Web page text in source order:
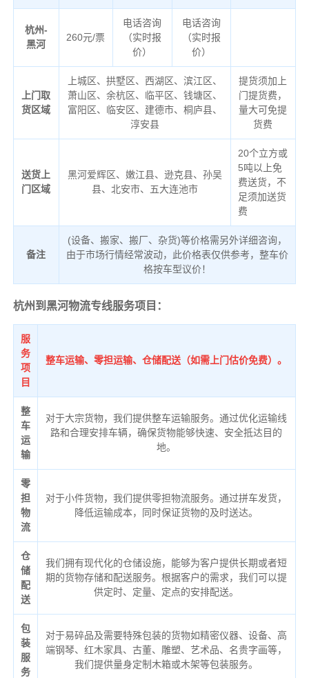
杭州-
黑河
260元/票
电话咨询
（实时报
价）
电话咨询
（实时报
价）
上门取
货区域
上城区、拱墅区、西湖区、滨江区、
萧山区、余杭区、临平区、钱塘区、
富阳区、临安区、建德市、桐庐县、
淳安县
提货须加上
门提货费，
量大可免提
货费
送货上
门区域
黑河爱辉区、嫩江县、逊克县、孙吴
县、北安市、五大连池市
20个立方或
5吨以上免
费送货，不
足须加送货
费
备注
(设备、搬家、搬厂、杂货)等价格需另外详细咨询，
由于市场行情经常波动，此价格表仅供参考，整车价
格按车型议价！
杭州到黑河物流专线服务项目：
服
务
项
目
整车运输、零担运输、仓储配送（如需上门估价免费）。
整
车
运
输
对于大宗货物，我们提供整车运输服务。通过优化运输线
路和合理安排车辆，确保货物能够快速、安全抵达目的
地。
零
担
物
流
对于小件货物，我们提供零担物流服务。通过拼车发货，
降低运输成本，同时保证货物的及时送达。
仓
储
配
送
我们拥有现代化的仓储设施，能够为客户提供长期或者短
期的货物存储和配送服务。根据客户的需求，我们可以提
供定时、定量、定点的安排配送。
包
装
服
务
对于易碎品及需要特殊包装的货物如精密仪器、设备、高
端钢琴、红木家具、古董、雕塑、艺术品、名贵字画等，
我们提供量身定制木箱或木架等包装服务。